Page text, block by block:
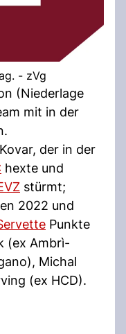
- zVg
(Niederlage
mit in der
der in der
hexte und
stürmt;
2022 und
Punkte
(ex Ambrì-
Michal
(ex HCD).